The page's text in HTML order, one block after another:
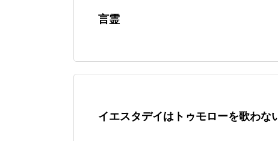
言霊
イエスタデイはトゥモローを歌わな